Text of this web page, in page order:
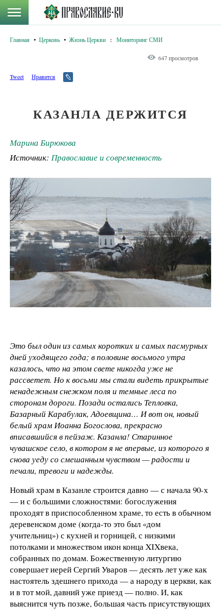
Главная Церковь Жизнь Церкви : Мониторинг СМИ
647 просмотров
Tweet Нравится
КАЗАНЛА ДЕРЖИТСЯ
Марина Бирюкова
Источник: Православие и современность
Это был один из самых коротких и самых пасмурных
дней уходящего года; в половине восьмого утра
казалось, что на этом свете никогда уже не
рассветет. Но к восьми мы стали видеть прикрытые
ненадежным снежком поля и темные леса по
сторонам дороги. Позади остались Тепловка,
Базарный Карабулак, Адоевщина… И вот он, новый
белый храм Иоанна Богослова, прекрасно
вписавшийся в пейзаж. Казанла! Старинное
чувашское село, в котором я не впервые, из которого я
снова уеду со смешанным чувством — радости и
печали, тревоги и надежды.
Новый храм в Казанле строится давно — с начала 90-х
— и с большими сложностями: богослужения
проходят в приспособленном храме, то есть в обычном
деревенском доме (когда-то это был «дом
учительниц») с кухней и горницей, с низкими
потолками и множеством икон конца XIXвека,
собранных по домам. Божественную литургию
совершает иерей Сергий Уваров — десять лет уже как
настоятель здешнего прихода — а народу в церкви, как
и в тот мой, давний уже приезд — полно. И, как
выяснится чуть позже, большая часть присутствующих